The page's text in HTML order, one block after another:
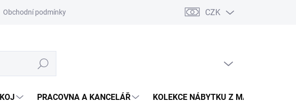
Obchodní podmínky Podmínky ochrany osobních údajů Pojištění zásilky
CZK
Hledat
PRACOVNA A KANCELÁŘ KOLEKCE NÁBYTKU Z MASIVU